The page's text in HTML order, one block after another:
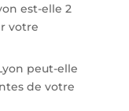
est-elle 2
votre
peut-elle
de votre